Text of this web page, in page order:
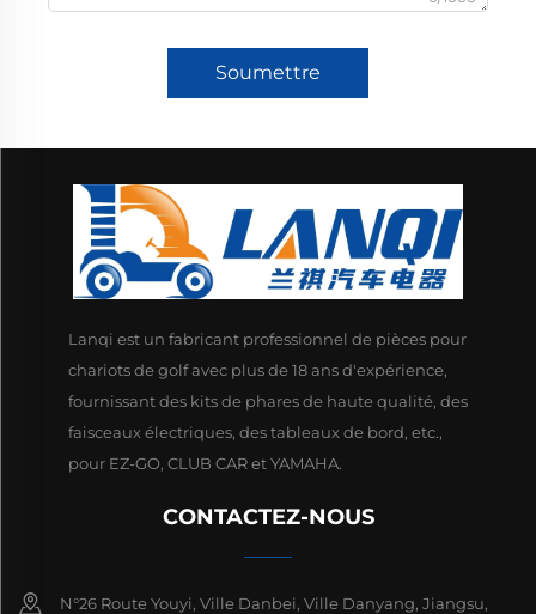
Soumettre
Lanqi est un fabricant professionnel de pièces pour
chariots de golf avec plus de 18 ans d'expérience,
fournissant des kits de phares de haute qualité, des
faisceaux électriques, des tableaux de bord, etc.,
pour EZ-GO, CLUB CAR et YAMAHA.
CONTACTEZ-NOUS
N°26 Route Youyi, Ville Danbei, Ville Danyang, Jiangsu,